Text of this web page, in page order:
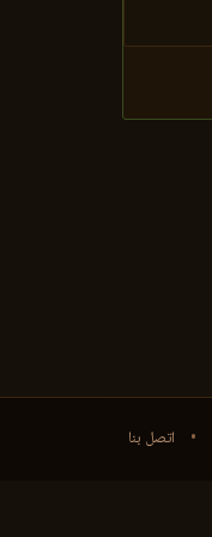
• اتصل بنا